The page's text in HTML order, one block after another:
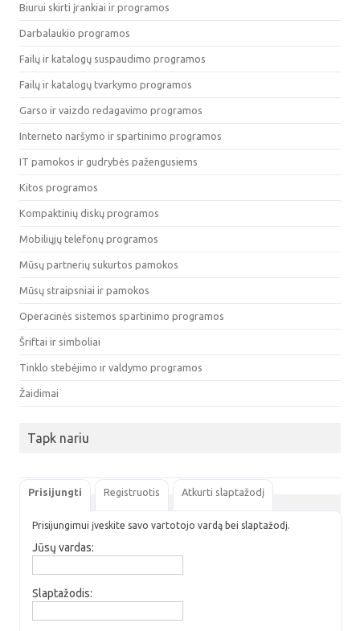
Biurui skirti įrankiai ir programos
Darbalaukio programos
Failų ir katalogų suspaudimo programos
Failų ir katalogų tvarkymo programos
Garso ir vaizdo redagavimo programos
Interneto naršymo ir spartinimo programos
IT pamokos ir gudrybės pažengusiems
Kitos programos
Kompaktinių diskų programos
Mobiliųjų telefonų programos
Mūsų partnerių sukurtos pamokos
Mūsų straipsniai ir pamokos
Operacinės sistemos spartinimo programos
Šriftai ir simboliai
Tinklo stebėjimo ir valdymo programos
Žaidimai
Tapk nariu
Prisijungti Registruotis Atkurti slaptažodį
Prisijungimui įveskite savo vartotojo vardą bei slaptažodį.
Jūsų vardas:
Slaptažodis: